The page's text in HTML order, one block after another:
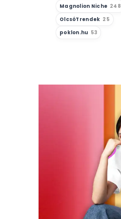
Magnolion Niche 248
OlcsóTrendek 25
poklon.hu 53